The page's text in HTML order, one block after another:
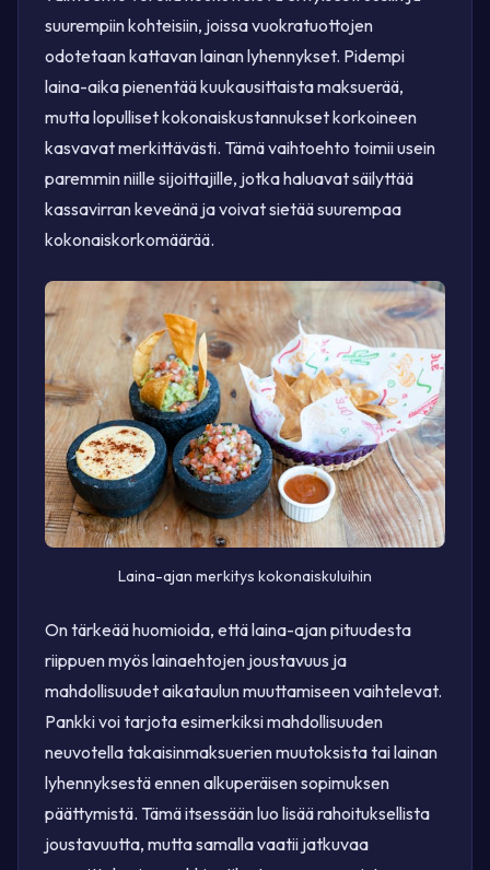
suurempiin kohteisiin, joissa vuokratuottojen
odotetaan kattavan lainan lyhennykset. Pidempi
laina-aika pienentää kuukausittaista maksuerää,
mutta lopulliset kokonaiskustannukset korkoineen
kasvavat merkittävästi. Tämä vaihtoehto toimii usein
paremmin niille sijoittajille, jotka haluavat säilyttää
kassavirran keveänä ja voivat sietää suurempaa
kokonaiskorkomäärää.
Laina-ajan merkitys kokonaiskuluihin
On tärkeää huomioida, että laina-ajan pituudesta
riippuen myös lainaehtojen joustavuus ja
mahdollisuudet aikataulun muuttamiseen vaihtelevat.
Pankki voi tarjota esimerkiksi mahdollisuuden
neuvotella takaisinmaksuerien muutoksista tai lainan
lyhennyksestä ennen alkuperäisen sopimuksen
päättymistä. Tämä itsessään luo lisää rahoituksellista
joustavuutta, mutta samalla vaatii jatkuvaa